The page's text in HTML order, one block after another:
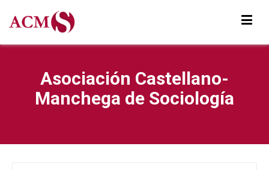
Asociación Castellano-
Manchega de Sociología